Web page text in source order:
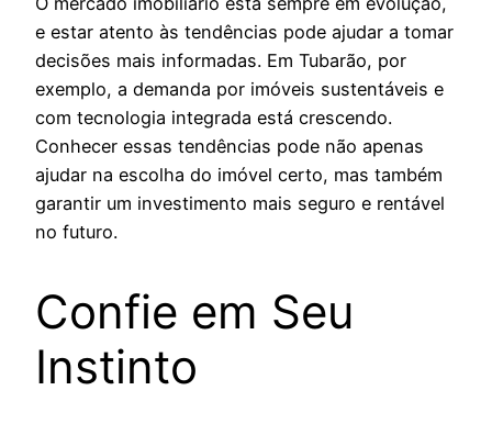
e estar atento às tendências pode ajudar a tomar
decisões mais informadas. Em Tubarão, por
exemplo, a demanda por imóveis sustentáveis e
com tecnologia integrada está crescendo.
Conhecer essas tendências pode não apenas
ajudar na escolha do imóvel certo, mas também
garantir um investimento mais seguro e rentável
no futuro.
Confie em Seu
Instinto